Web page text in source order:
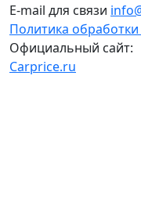
E-mail для связи
Политика
Официальный сайт:
Carprice.ru